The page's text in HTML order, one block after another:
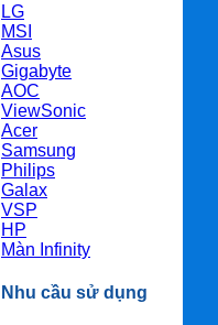
LG
MSI
Asus
Gigabyte
AOC
ViewSonic
Acer
Samsung
Philips
Galax
VSP
HP
Màn Infinity
Nhu cầu sử dụng